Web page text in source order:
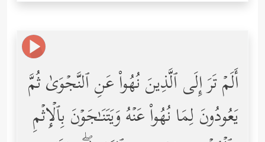
أَلَمۡ تَرَ إِلَى ٱلَّذِینَ نُهُواْ عَنِ ٱلنَّجۡوَىٰ ثُمَّ
یَعُودُونَ لِمَا نُهُواْ عَنۡهُ وَیَتَنَـٰجَوۡنَ بِٱلۡإِثۡمِ